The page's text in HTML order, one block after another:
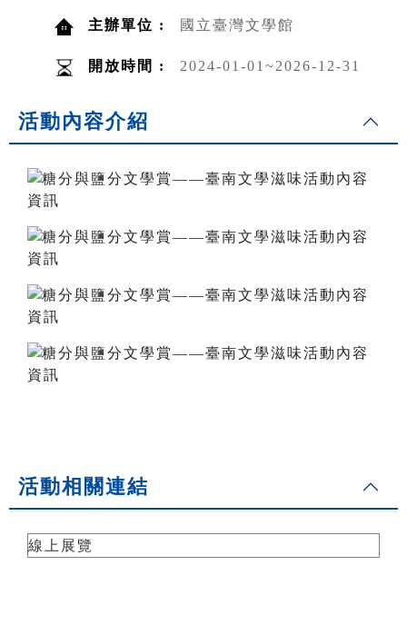
主辦單位 : 國立臺灣文學館
開放時間 : 2024-01-01~2026-12-31
活動內容介紹
活動相關連結
線上展覽